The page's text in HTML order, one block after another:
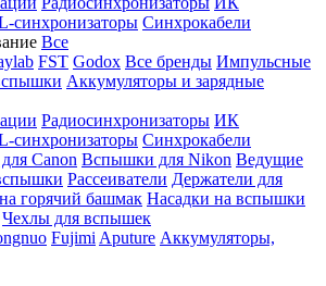
синхронизаторы Синхрокабели
Все
FST Godox Все бренды Импульсные
Аккумуляторы и зарядные
Радиосинхронизаторы ИК
синхронизаторы Синхрокабели
Canon Вспышки для Nikon Ведущие
Рассеиватели Держатели для
горячий башмак Насадки на вспышки
Чехлы для вспышек
Fujimi Aputure Аккумуляторы,